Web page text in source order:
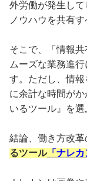
外労働が発生し
ノウハウを共有す
そこで、「情報
ムーズな業務進
す。ただし、情
に余計な時間が
いるツール』を選
結論、働き方改革
るツール「ナレカ